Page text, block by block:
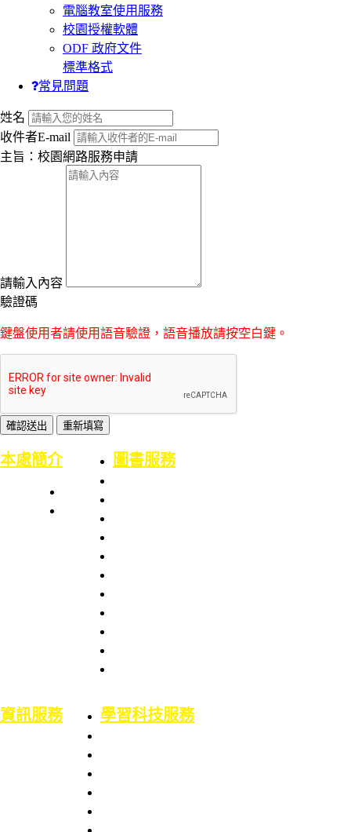
電腦教室使用服務
校園授權軟體
ODF 政府文件
標準格式
常見問題
:::
姓名
收件者E-mail
主旨：校園網路服務申請
請輸入內容
驗證碼
鍵盤使用者請使用語音驗證，語音播放請按空白鍵。
本處簡介 圖書服務
資訊服務 學習科技服務